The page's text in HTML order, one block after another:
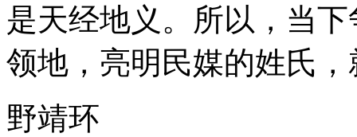
是天经地义。所以，当
领地，亮明民媒的姓氏
野靖环